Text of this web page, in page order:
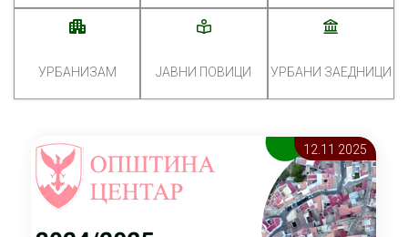
УРБАНИЗАМ ЈАВНИ ПОВИЦИ УРБАНИ ЗАЕДНИЦИ
12.11 2025